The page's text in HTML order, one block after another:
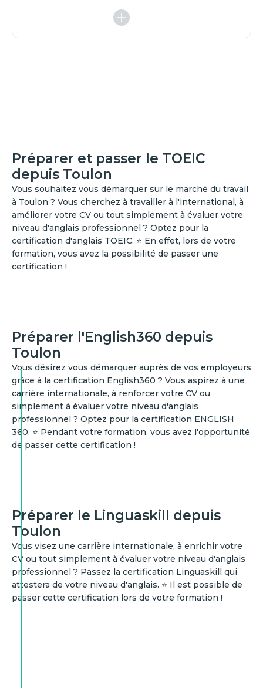
Préparer et passer le TOEIC
depuis Toulon
Vous souhaitez vous démarquer sur le marché du travail
à Toulon ? Vous cherchez à travailler à l'international, à
améliorer votre CV ou tout simplement à évaluer votre
niveau d'anglais professionnel ? Optez pour la
certification d'anglais TOEIC. ⭐ En effet, lors de votre
formation, vous avez la possibilité de passer une
certification !
Préparer l'English360 depuis
Toulon
Vous désirez vous démarquer auprès de vos employeurs
grâce à la certification English360 ? Vous aspirez à une
carrière internationale, à renforcer votre CV ou
simplement à évaluer votre niveau d'anglais
professionnel ? Optez pour la certification ENGLISH
360. ⭐ Pendant votre formation, vous avez l'opportunité
de passer cette certification !
Préparer le Linguaskill depuis
Toulon
Vous visez une carrière internationale, à enrichir votre
CV ou tout simplement à évaluer votre niveau d'anglais
professionnel ? Passez la certification Linguaskill qui
attestera de votre niveau d'anglais. ⭐ Il est possible de
passer cette certification lors de votre formation !